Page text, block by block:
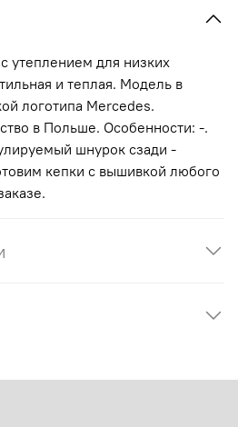
утеплением для низких
и теплая. Модель в
логотипа Mercedes.
в Польше. Особенности: -.
шнурок сзади -
кепки с вышивкой любого